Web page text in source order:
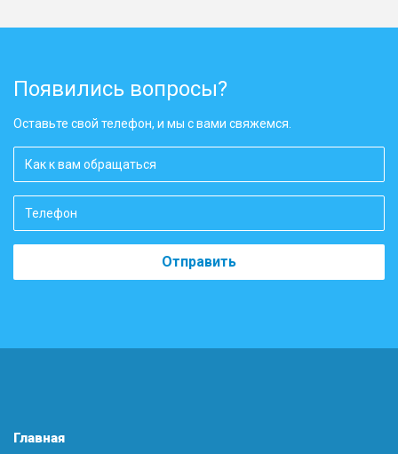
Появились вопросы?
Оставьте свой телефон, и мы с вами свяжемся.
Отправить
Главная